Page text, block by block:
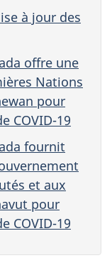
à jour des
offre une
Nations
pour
COVID-19
fournit
et aux
pour
COVID-19